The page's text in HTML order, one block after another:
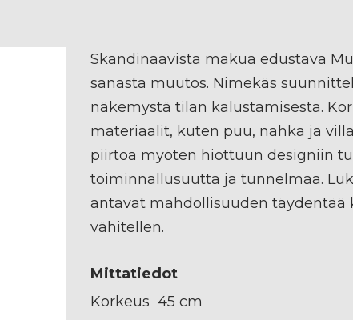
Skandinaavista makua edustava
sanasta muutos. Nimekäs
näkemystä tilan kalustamisesta.
materiaalit, kuten puu, nahka ja
piirtoa myöten hiottuun designiin
toiminnallusuutta ja tunnelmaa.
antavat mahdollisuuden täydentää
vähitellen.
Mittatiedot
Korkeus 45 cm